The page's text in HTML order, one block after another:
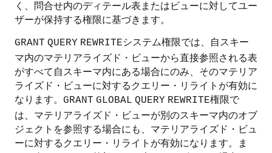
く、問合せ内のディテール表またはビューに対してユー
ザーが保持する権限に基づきます。
GRANT QUERY REWRITEシステム権限では、自スキー
マ内のマテリアライズド・ビューから直接参照される表
がすべて自スキーマ内にある場合にのみ、そのマテリア
ライズド・ビューに対するクエリー・リライトが有効に
なります。
GRANT GLOBAL QUERY REWRITE権限で
は、マテリアライズド・ビューが別のスキーマ内のオブ
ジェクトを参照する場合にも、マテリアライズド・ビュ
ーに対するクエリー・リライトが有効になります。ま